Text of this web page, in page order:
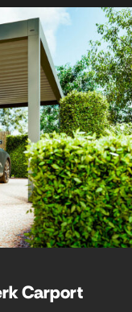
Carport